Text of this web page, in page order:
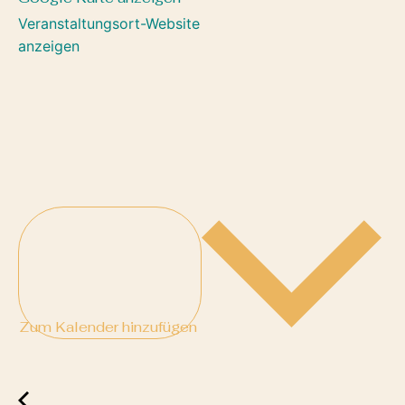
Veranstaltungsort-Website
anzeigen
Zum Kalender hinzufügen